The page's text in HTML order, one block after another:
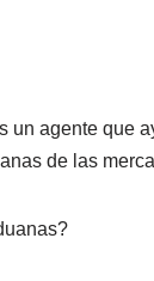
un agente que
de las